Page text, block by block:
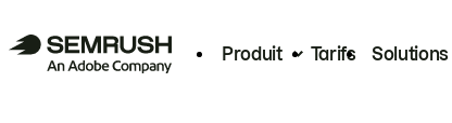
Produit Tarifs Solutions